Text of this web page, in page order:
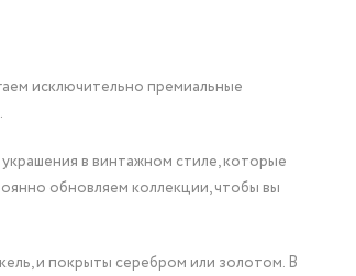
исключительно премиальные
в винтажном стиле, которые
обновляем коллекции, чтобы вы
и покрыты серебром или золотом. В